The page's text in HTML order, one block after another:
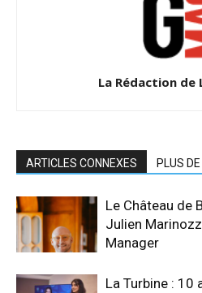
La Rédaction de
ARTICLES CONNEXES PLUS
Le Château de
Julien
Manager
La Turbine : 10